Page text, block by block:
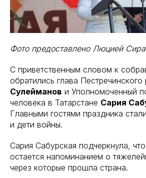
Фото предоставлено Люцией
С приветственным словом к
обратились глава Пестречинского
Сулейманов и Уполномоченный
человека в Татарстане Сария
Главными гостями праздника
и дети войны.
Сария Сабурская подчеркнула,
остается напоминанием о
через которые прошла страна.